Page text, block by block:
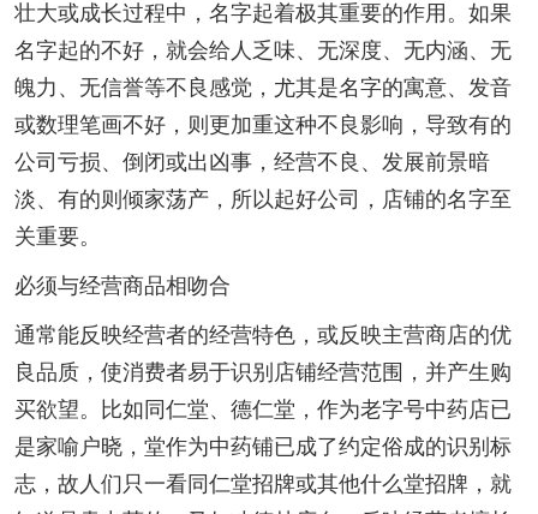
壮大或成长过程中，名字起着极其重要的作用。如果
名字起的不好，就会给人乏味、无深度、无内涵、无
魄力、无信誉等不良感觉，尤其是名字的寓意、发音
或数理笔画不好，则更加重这种不良影响，导致有的
公司亏损、倒闭或出凶事，经营不良、发展前景暗
淡、有的则倾家荡产，所以起好公司，店铺的名字至
关重要。
必须与经营商品相吻合
通常能反映经营者的经营特色，或反映主营商店的优
良品质，使消费者易于识别店铺经营范围，并产生购
买欲望。比如同仁堂、德仁堂，作为老字号中药店已
是家喻户晓，堂作为中药铺已成了约定俗成的识别标
志，故人们只一看同仁堂招牌或其他什么堂招牌，就